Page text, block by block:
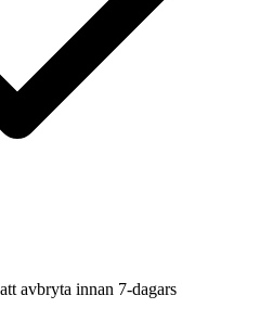
avbryta innan 7-dagars